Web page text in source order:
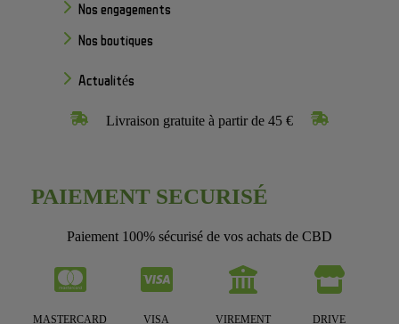
Nos engagements
Nos boutiques
Actualités
Livraison gratuite à partir de 45 €
PAIEMENT SECURISÉ
Paiement 100% sécurisé de vos achats de CBD
MASTERCARD VISA VIREMENT DRIVE